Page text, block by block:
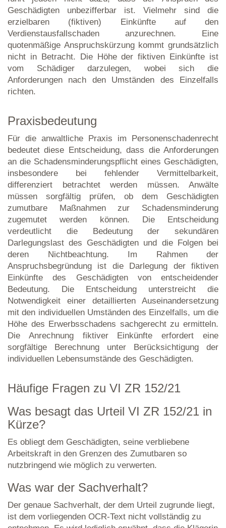
Geschädigten unbezifferbar ist. Vielmehr sind die
erzielbaren (fiktiven) Einkünfte auf den
Verdienstausfallschaden anzurechnen. Eine
quotenmäßige Anspruchskürzung kommt grundsätzlich
nicht in Betracht. Die Höhe der fiktiven Einkünfte ist
vom Schädiger darzulegen, wobei sich die
Anforderungen nach den Umständen des Einzelfalls
richten.
Praxisbedeutung
Für die anwaltliche Praxis im Personenschadenrecht
bedeutet diese Entscheidung, dass die Anforderungen
an die Schadensminderungspflicht eines Geschädigten,
insbesondere bei fehlender Vermittelbarkeit,
differenziert betrachtet werden müssen. Anwälte
müssen sorgfältig prüfen, ob dem Geschädigten
zumutbare Maßnahmen zur Schadensminderung
zugemutet werden können. Die Entscheidung
verdeutlicht die Bedeutung der sekundären
Darlegungslast des Geschädigten und die Folgen bei
deren Nichtbeachtung. Im Rahmen der
Anspruchsbegründung ist die Darlegung der fiktiven
Einkünfte des Geschädigten von entscheidender
Bedeutung. Die Entscheidung unterstreicht die
Notwendigkeit einer detaillierten Auseinandersetzung
mit den individuellen Umständen des Einzelfalls, um die
Höhe des Erwerbsschadens sachgerecht zu ermitteln.
Die Anrechnung fiktiver Einkünfte erfordert eine
sorgfältige Berechnung unter Berücksichtigung der
individuellen Lebensumstände des Geschädigten.
Häufige Fragen zu VI ZR 152/21
Was besagt das Urteil VI ZR 152/21 in
Kürze?
Es obliegt dem Geschädigten, seine verbliebene
Arbeitskraft in den Grenzen des Zumutbaren so
nutzbringend wie möglich zu verwerten.
Was war der Sachverhalt?
Der genaue Sachverhalt, der dem Urteil zugrunde liegt,
ist dem vorliegenden OCR-Text nicht vollständig zu